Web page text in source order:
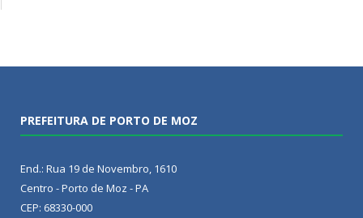
PREFEITURA DE PORTO DE MOZ
End.: Rua 19 de Novembro, 1610
Centro - Porto de Moz - PA
CEP: 68330-000